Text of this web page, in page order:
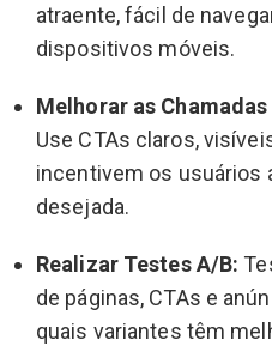
atraente, fácil de
dispositivos móveis.
Melhorar as
Use CTAs claros,
incentivem os usuários
desejada.
Realizar Testes A/B:
de páginas, CTAs e
quais variantes têm